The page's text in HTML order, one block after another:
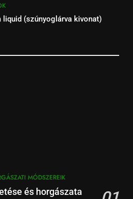
liquid (szúnyoglárva kivonat)
MÓDSZEREIK
és horgászata